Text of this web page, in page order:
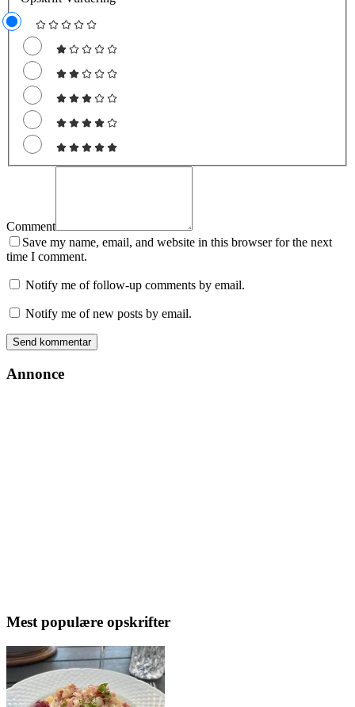
Comment
Save my name, email, and website in this browser for the next
time I comment.
Notify me of follow-up comments by email.
Notify me of new posts by email.
Annonce
Mest populære opskrifter